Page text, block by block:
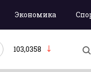
Экономика
103,0358